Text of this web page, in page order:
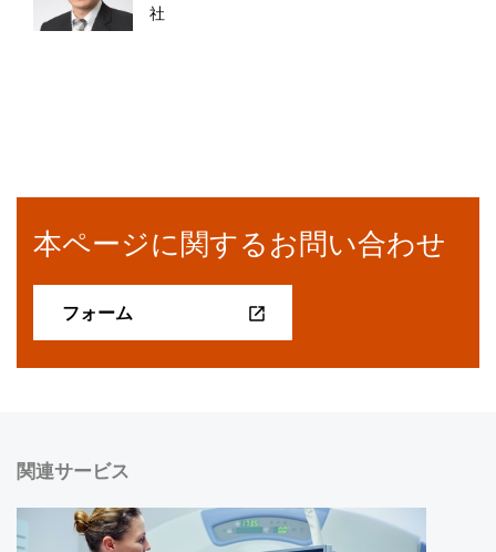
社
本ページに関するお問い合わせ
フォーム
関連サービス